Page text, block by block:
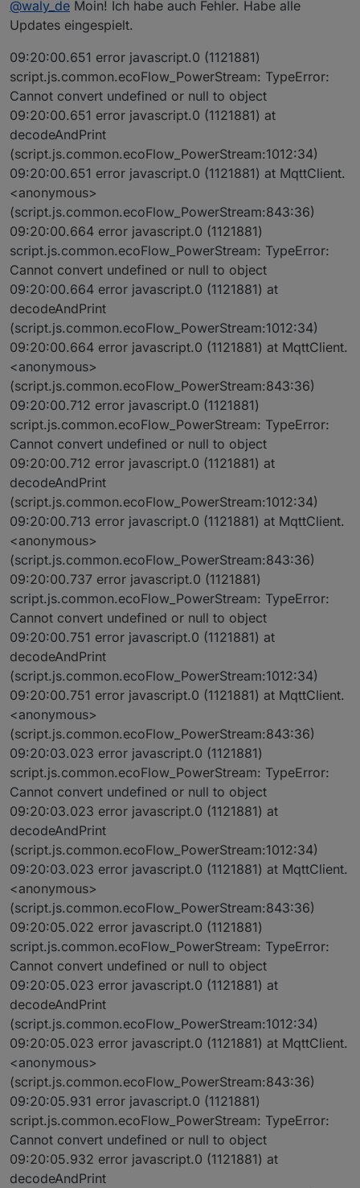
wenn Ihr brauchbare Daten haben wollt.
Ich habe in der Nacht die Version noch geädert. Sie
muss jetzt eigentlich einen anderen Fehler melden.
Achte auf die Version (0.6.5)
Ich Brauche diese Daten von Euch wenn ich helfen
soll, denn bei mir Funktioniert es ja.
demnach kann es sein das das alte script unter
X_Unknown_12 den eingestellten Wert für AC-Bedarf
anzeigt, aber nicht das was wirklich eingespeist wird.
Das kann sich ja ändern, wenn eben keine Batterie
zur Verfügung steht ist es nur die PV-Power. Mit dem
Wunschwert kann man schlecht regeln.
@waly_de Moin! Ich habe auch Fehler. Habe alle
Updates eingespielt.
09:20:00.651 error javascript.0 (1121881)
script.js.common.ecoFlow_PowerStream: TypeError:
Cannot convert undefined or null to object
09:20:00.651 error javascript.0 (1121881) at
decodeAndPrint
(script.js.common.ecoFlow_PowerStream:1012:34)
09:20:00.651 error javascript.0 (1121881) at MqttClient.
<anonymous>
(script.js.common.ecoFlow_PowerStream:843:36)
09:20:00.664 error javascript.0 (1121881)
script.js.common.ecoFlow_PowerStream: TypeError:
Cannot convert undefined or null to object
09:20:00.664 error javascript.0 (1121881) at
decodeAndPrint
(script.js.common.ecoFlow_PowerStream:1012:34)
09:20:00.664 error javascript.0 (1121881) at MqttClient.
<anonymous>
(script.js.common.ecoFlow_PowerStream:843:36)
09:20:00.712 error javascript.0 (1121881)
script.js.common.ecoFlow_PowerStream: TypeError:
Cannot convert undefined or null to object
09:20:00.712 error javascript.0 (1121881) at
decodeAndPrint
(script.js.common.ecoFlow_PowerStream:1012:34)
09:20:00.713 error javascript.0 (1121881) at MqttClient.
<anonymous>
(script.js.common.ecoFlow_PowerStream:843:36)
09:20:00.737 error javascript.0 (1121881)
script.js.common.ecoFlow_PowerStream: TypeError:
Cannot convert undefined or null to object
09:20:00.751 error javascript.0 (1121881) at
decodeAndPrint
(script.js.common.ecoFlow_PowerStream:1012:34)
09:20:00.751 error javascript.0 (1121881) at MqttClient.
<anonymous>
(script.js.common.ecoFlow_PowerStream:843:36)
09:20:03.023 error javascript.0 (1121881)
script.js.common.ecoFlow_PowerStream: TypeError:
Cannot convert undefined or null to object
09:20:03.023 error javascript.0 (1121881) at
decodeAndPrint
(script.js.common.ecoFlow_PowerStream:1012:34)
09:20:03.023 error javascript.0 (1121881) at MqttClient.
<anonymous>
(script.js.common.ecoFlow_PowerStream:843:36)
09:20:05.022 error javascript.0 (1121881)
script.js.common.ecoFlow_PowerStream: TypeError:
Cannot convert undefined or null to object
09:20:05.023 error javascript.0 (1121881) at
decodeAndPrint
(script.js.common.ecoFlow_PowerStream:1012:34)
09:20:05.023 error javascript.0 (1121881) at MqttClient.
<anonymous>
(script.js.common.ecoFlow_PowerStream:843:36)
09:20:05.931 error javascript.0 (1121881)
script.js.common.ecoFlow_PowerStream: TypeError:
Cannot convert undefined or null to object
09:20:05.932 error javascript.0 (1121881) at
decodeAndPrint